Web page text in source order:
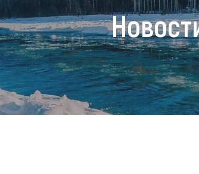
Где побывать
Объекты природы
Объекты истории и культуры
Объекты развлечений
Топ туристических мест
Для маломобильных граждан